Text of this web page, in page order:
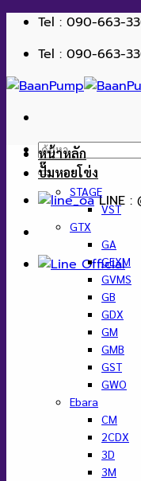
ข้าม
เนื้อหา
Tel : 090-663-
Tel : 090-663-
ค้นหา:
LINE :
หน้าหลัก
ปั๊มหอยโข่ง
STAGE
VST
GTX
GA
GEXM
GVMS
GB
GDX
GM
GMB
GST
GWO
Ebara
CM
2CDX
3D
3M